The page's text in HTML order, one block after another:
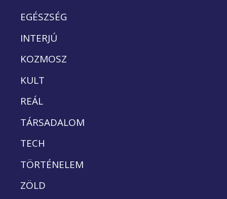
EGÉSZSÉG
INTERJÚ
KOZMOSZ
KULT
REÁL
TÁRSADALOM
TECH
TÖRTÉNELEM
ZÖLD